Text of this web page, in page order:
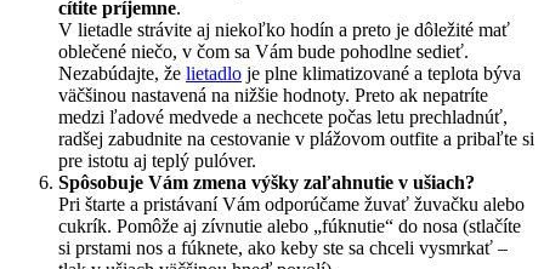
cítite príjemne.
V lietadle strávite aj niekoľko hodín a preto je dôležité mať
oblečené niečo, v čom sa Vám bude pohodlne sedieť.
Nezabúdajte, že lietadlo je plne klimatizované a teplota býva
väčšinou nastavená na nižšie hodnoty. Preto ak nepatríte
medzi ľadové medvede a nechcete počas letu prechladnúť,
radšej zabudnite na cestovanie v plážovom outfite a pribaľte si
pre istotu aj teplý pulóver.
Spôsobuje Vám zmena výšky zaľahnutie v ušiach?
Pri štarte a pristávaní Vám odporúčame žuvať žuvačku alebo
cukrík. Pomôže aj zívnutie alebo „fúknutie“ do nosa (stlačíte
si prstami nos a fúknete, ako keby ste sa chceli vysmrkať –